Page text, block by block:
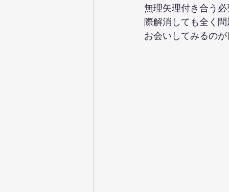
無理矢理付き合う
際解消しても全く
お会いしてみるの